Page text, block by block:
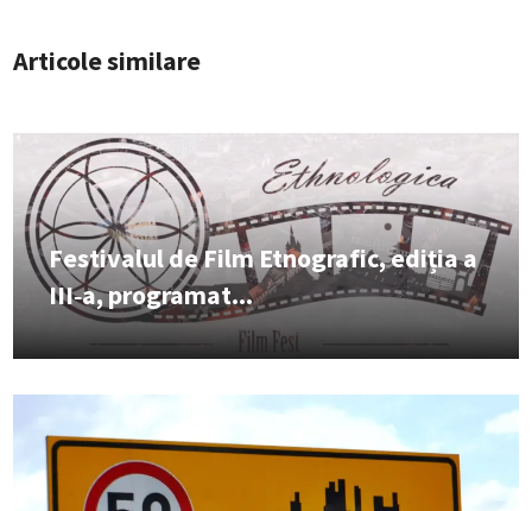
Articole similare
Festivalul de Film Etnografic, ediția a
III‑a, programat...